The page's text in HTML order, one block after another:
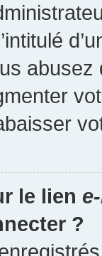
le lien
?